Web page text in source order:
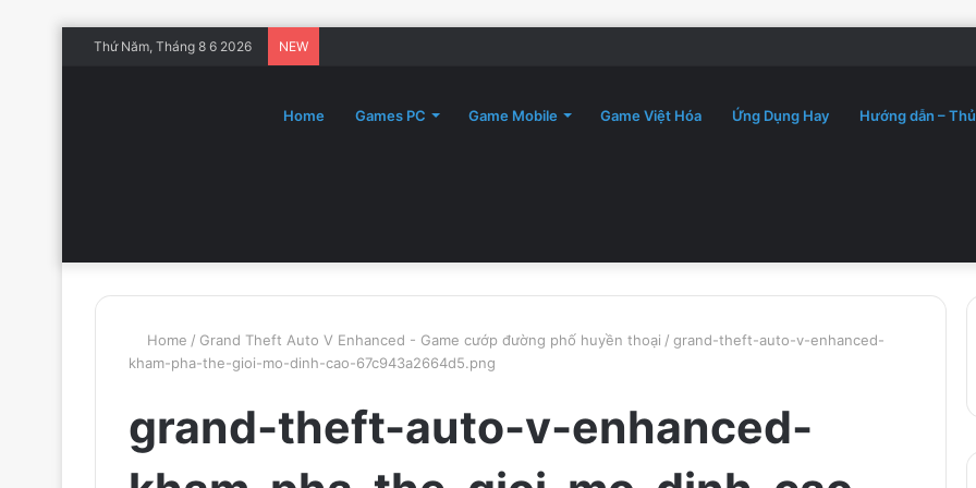
Thứ Năm, Tháng 8 6 2026 NEW
Home Games PC Game Mobile Game Việt Hóa Ứng Dụng Hay Hướng dẫn –
Home / Grand Theft Auto V Enhanced - Game cướp đường phố huyền thoại / grand-theft-auto-v-enhanced-
kham-pha-the-gioi-mo-dinh-cao-67c943a2664d5.png
grand-theft-auto-v-enhanced-